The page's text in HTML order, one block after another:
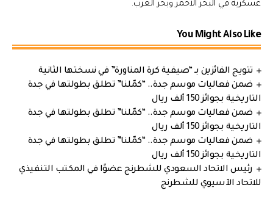
عسكرية في البحر الأحمر وبحر العرب.
You Might Also Like
تتويج الفائزين بـ “صيفية كرة المناورة” في نسختها الثانية
ضمن فعاليات موسم جدة.. “كمّلنا” تطلق بطولتها في جدة
التاريخية بجوائز 150 ألف ريال
ضمن فعاليات موسم جدة.. “كمّلنا” تطلق بطولتها في جدة
التاريخية بجوائز 150 ألف ريال
ضمن فعاليات موسم جدة.. “كمّلنا” تطلق بطولتها في جدة
التاريخية بجوائز 150 ألف ريال
رئيس الاتحاد السعودي للشطرنج عضوًا في المكتب التنفيذي
للاتحاد الآسيوي للشطرنج